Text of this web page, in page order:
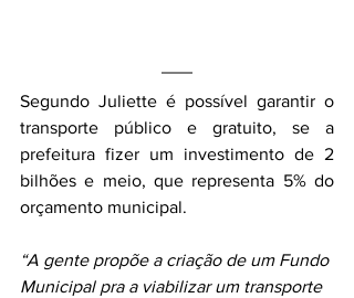
Segundo Juliette é possível garantir o
transporte público e gratuito, se a
prefeitura fizer um investimento de 2
bilhões e meio, que representa 5% do
orçamento municipal.
“A gente propõe a criação de um Fundo
Municipal pra a viabilizar um transporte